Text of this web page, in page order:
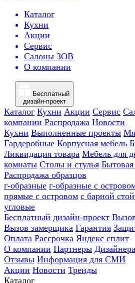
Каталог
Кухни
Акции
Сервис
Салоны ЗОВ
О компании
Бесплатный
дизайн-проект
Каталог Кухни Акции Сервис
компании Распродажа Новости
Кухни Выполненные проекты
Гардеробные Корпусная мебель
Ликвидация товара Мебель для
комнаты Столы и стулья
Распродажа образцов
г-образные г-образные с
прямые с островом с барной
угловые
Бесплатный дизайн-проект
Вызов замерщика Гарантия
Оплата Рассрочка Яндекс сплит
О компании Партнеры
Отзывы Информация для СМИ
Акции Новости Тренды
Каталог